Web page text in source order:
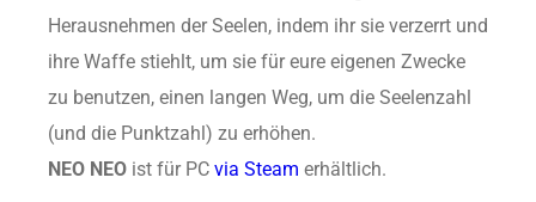
Herausnehmen der Seelen, indem ihr sie verzerrt und
ihre Waffe stiehlt, um sie für eure eigenen Zwecke
zu benutzen, einen langen Weg, um die Seelenzahl
(und die Punktzahl) zu erhöhen.
NEO NEO ist für PC via Steam erhältlich.